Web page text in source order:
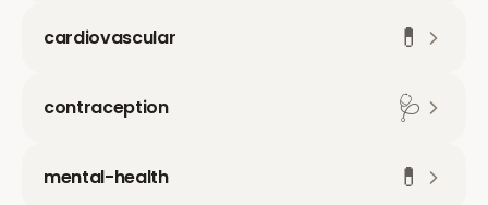
cardiovascular 💊
contraception 🩺
mental-health 💊